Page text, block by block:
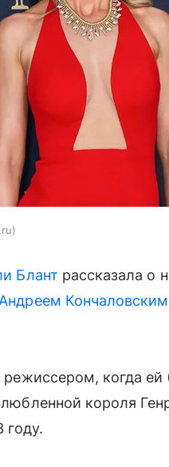
Блант рассказала о
Андреем Кончаловским
когда
короля
году.